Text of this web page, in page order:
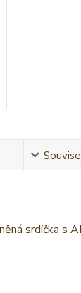
srdíčka s